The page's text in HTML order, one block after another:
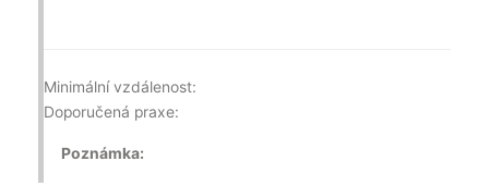
Minimální vzdálenost:
Doporučená praxe:
Poznámka: